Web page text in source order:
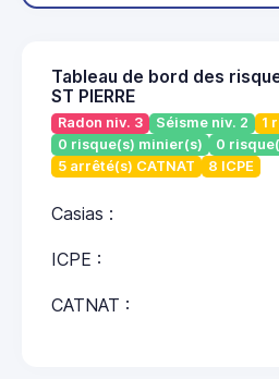
Tableau de bord des
ST PIERRE
Radon niv. 3 Séisme niv. 2
1
0 risque(s) minier(s)
0
5 arrêté(s) CATNAT
8 ICPE
Casias :
ICPE :
CATNAT :